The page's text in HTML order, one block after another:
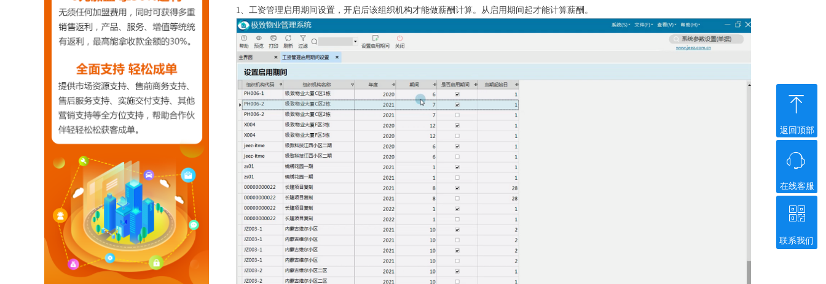
1、工资管理启用期间设置，开启后该组织机构才能做薪酬计算。从启用期间起才能计算薪酬。
【相关文章推荐】
在线客服
ꁱ
返回顶部
ꁸ
联系我们
ꀥ
微信二维码